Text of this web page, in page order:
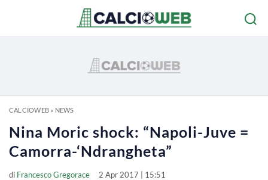
CALCIOWEB» NEWS
Nina Moric shock: “Napoli-Juve =
Camorra-‘Ndrangheta”
di Francesco Gregorace 2 Apr 2017 | 15:51